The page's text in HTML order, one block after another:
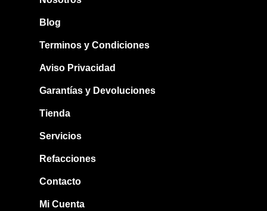
Blog
Terminos y Condiciones
Aviso Privacidad
Garantías y Devoluciones
Tienda
Servicios
Refacciones
Contacto
Mi Cuenta